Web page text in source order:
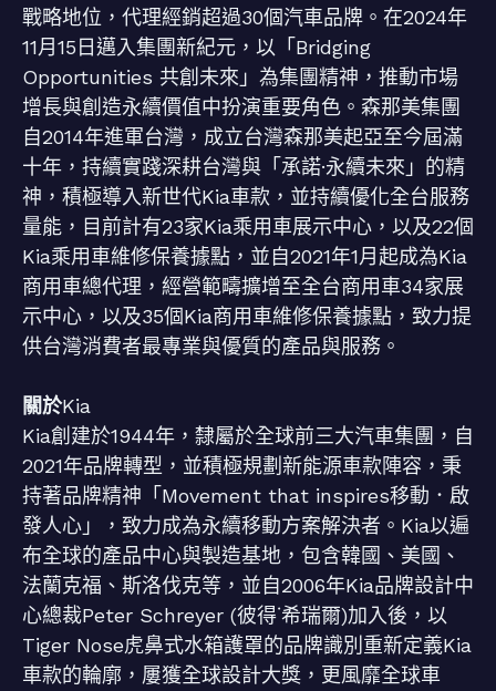
戰略地位，代理經銷超過30個汽車品牌。在2024年
11月15日邁入集團新紀元，以「Bridging
Opportunities 共創未來」為集團精神，推動市場
增長與創造永續價值中扮演重要角色。森那美集團
自2014年進軍台灣，成立台灣森那美起亞至今屆滿
十年，持續實踐深耕台灣與「承諾·永續未來」的精
神，積極導入新世代Kia車款，並持續優化全台服務
量能，目前計有23家Kia乘用車展示中心，以及22個
Kia乘用車維修保養據點，並自2021年1月起成為Kia
商用車總代理，經營範疇擴增至全台商用車34家展
示中心，以及35個Kia商用車維修保養據點，致力提
供台灣消費者最專業與優質的產品與服務。
關於Kia
Kia創建於1944年，隸屬於全球前三大汽車集團，自
2021年品牌轉型，並積極規劃新能源車款陣容，秉
持著品牌精神「Movement that inspires移動．啟
發人心」，致力成為永續移動方案解決者。Kia以遍
布全球的產品中心與製造基地，包含韓國、美國、
法蘭克福、斯洛伐克等，並自2006年Kia品牌設計中
心總裁Peter Schreyer (彼得˙希瑞爾)加入後，以
Tiger Nose虎鼻式水箱護罩的品牌識別重新定義Kia
車款的輪廓，屢獲全球設計大獎，更風靡全球車